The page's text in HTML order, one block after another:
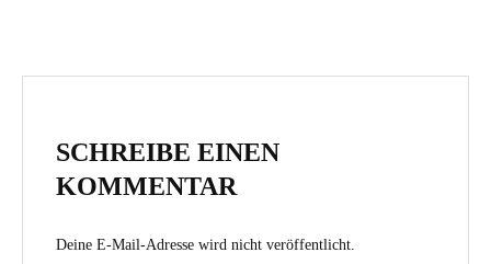
SCHREIBE EINEN
KOMMENTAR
Deine E-Mail-Adresse wird nicht veröffentlicht.